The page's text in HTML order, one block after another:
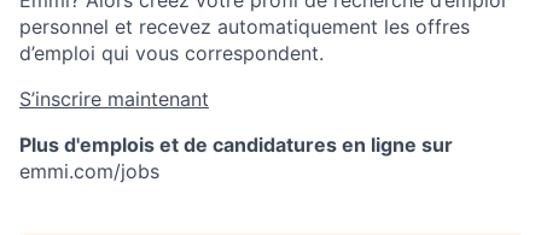
personnel et recevez automatiquement les offres
d’emploi qui vous correspondent.
S’inscrire maintenant
Plus d'emplois et de candidatures en ligne sur
emmi.com/jobs